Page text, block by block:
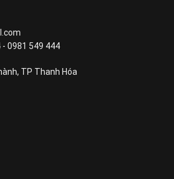
0981 549 444
TP Thanh Hóa